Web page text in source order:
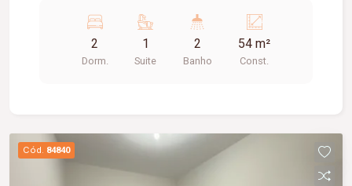
área de serviço, 01 banheiro social e 02 vagas de
estacionamento.
2
Dorm.
1
Suite
2
Banho
54 m²
Const.
Cód. 84840